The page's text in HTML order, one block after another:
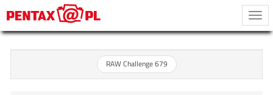
RAW Challenge 679